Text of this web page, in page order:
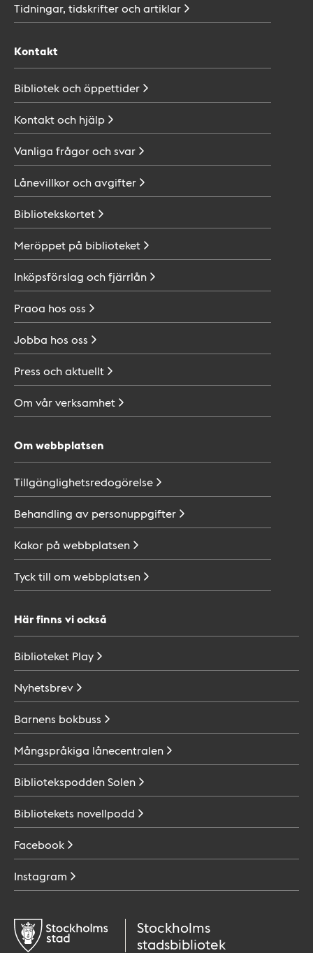
Tidningar, tidskrifter ochartiklar
Kontakt
Bibliotek ochöppettider
Kontakt och hjälp
Vanliga frågor ochsvar
Lånevillkor ochavgifter
Bibliotekskortet
Meröppet på biblioteket
Inköpsförslag ochfjärrlån
Praoa hos oss
Jobba hos oss
Press ochaktuellt
Om vårverksamhet
Om webbplatsen
Tillgänglighetsredogörelse
Behandling av personuppgifter
Kakor på webbplatsen
Tyck till om webbplatsen
Här finns vi också
Biblioteket Play
Nyhetsbrev
Barnens bokbuss
Mångspråkiga lånecentralen
BibliotekspoddenSolen
Bibliotekets novellpodd
Facebook
Instagram
Stockholms
stadsbibliotek